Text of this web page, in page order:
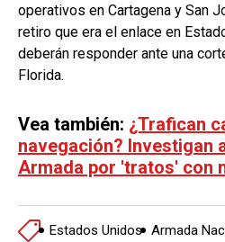
operativos en Cartagena y San
retiro que era el enlace en
deberán responder ante una
Florida.
Vea también: ¿Trafican
navegación? Investigan
Armada por 'tratos' con
Estados Unidos Armada